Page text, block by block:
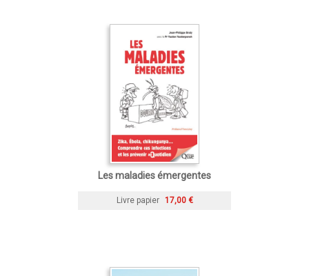
Les maladies émergentes
Livre papier 17,00 €